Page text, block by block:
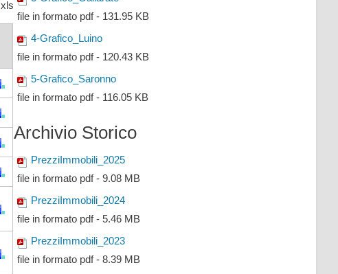
xls
file in formato pdf - 131.95 KB
4-Grafico_Luino
file in formato pdf - 120.43 KB
5-Grafico_Saronno
file in formato pdf - 116.05 KB
Archivio Storico
PrezziImmobili_2025
file in formato pdf - 9.08 MB
PrezziImmobili_2024
file in formato pdf - 5.46 MB
PrezziImmobili_2023
file in formato pdf - 8.39 MB